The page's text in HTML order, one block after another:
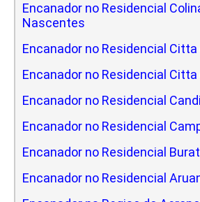
Encanador no Residencial
Nascentes
Encanador no Residencial Citta
Encanador no Residencial Citta
Encanador no Residencial
Encanador no Residencial
Encanador no Residencial
Encanador no Residencial